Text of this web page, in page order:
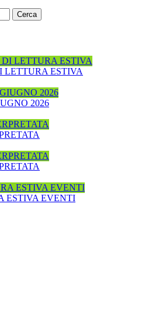
LETTURA ESTIVA
2026
ESTIVA EVENTI